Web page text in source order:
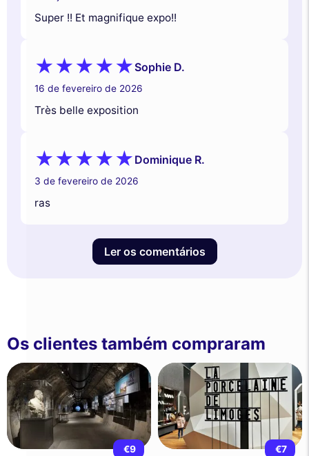
Super !! Et magnifique expo!!
Sophie D.
16 de fevereiro de 2026
Très belle exposition
Dominique R.
3 de fevereiro de 2026
ras
Ler os comentários
Os clientes também compraram
€9 €7